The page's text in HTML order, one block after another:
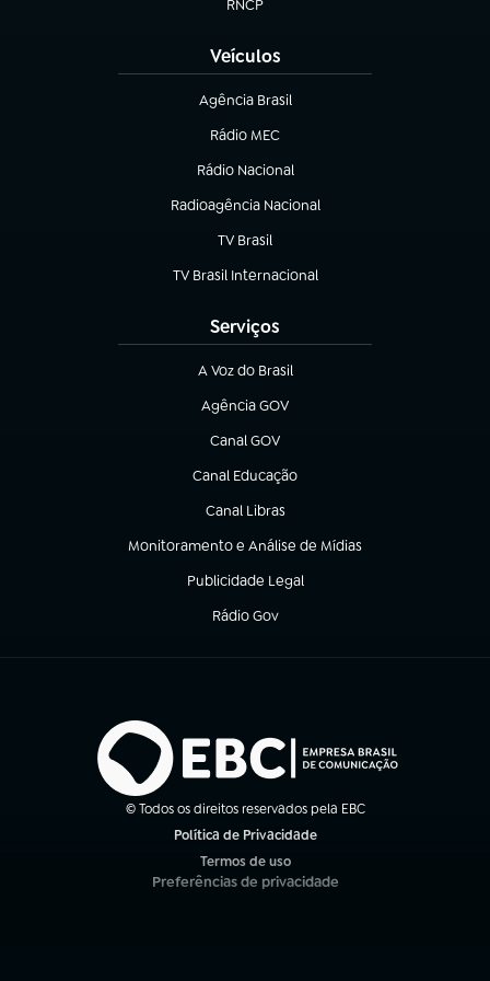
RNCP
(abre em nova aba)
Veículos
Agência Brasil
(abre em nova aba)
Rádio MEC
(abre em nova aba)
Rádio Nacional
Radioagência Nacional
(abre em nova aba)
TV Brasil
(abre em nova aba)
TV Brasil Internacional
(abre em nova aba)
Serviços
A Voz do Brasil
(abre em nova aba)
Agência GOV
(abre em nova aba)
Canal GOV
(abre em nova aba)
Canal Educação
(abre em nova aba)
Canal Libras
(abre em nova aba)
Monitoramento e Análise de Mídias
(abre em nova aba)
Publicidade Legal
(abre em nova aba)
Rádio Gov
(abre em nova aba)
© Todos os direitos reservados pela EBC
Política de Privacidade
Termos de uso
(abre em nova aba)
Preferências de privacidade